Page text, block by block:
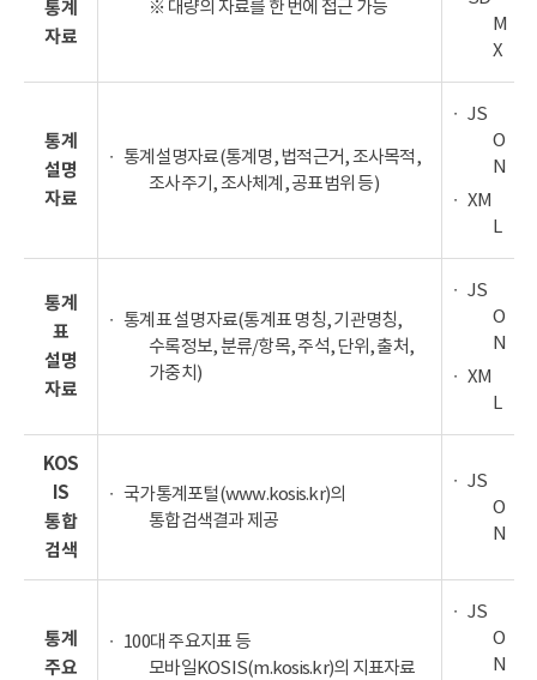
통계
자료
※ 대량의 자료를 한 번에 접근 가능
M
X
통계
설명
자료
통계설명자료(통계명, 법적근거, 조사목적,
조사주기, 조사체계, 공표범위 등)
JS
O
N
XM
L
통계
표
설명
자료
통계표 설명자료(통계표 명칭, 기관명칭,
수록정보, 분류/항목, 주석, 단위, 출처,
가중치)
JS
O
N
XM
L
KOS
IS
통합
검색
국가통계포털(www.kosis.kr)의
통합검색결과 제공
JS
O
N
통계
주요
100대 주요지표 등
모바일KOSIS(m.kosis.kr)의 지표자료
JS
O
N